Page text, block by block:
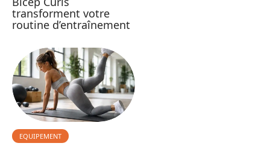
transforment votre
routine d’entraînement
EQUIPEMENT